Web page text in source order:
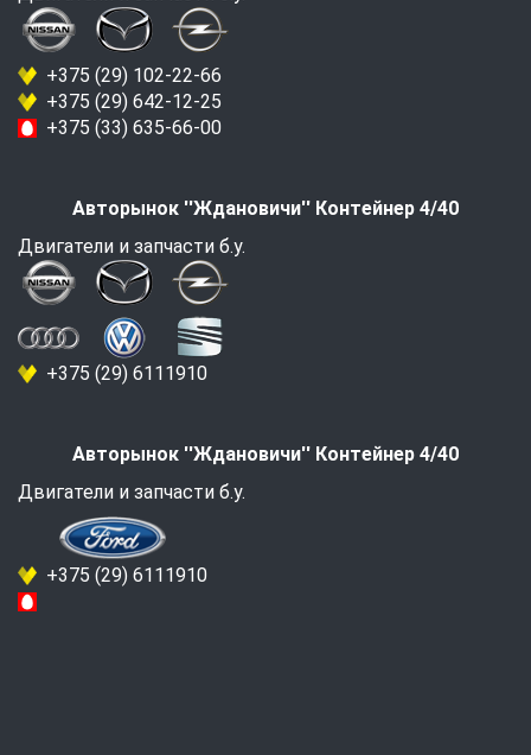
+375 (29) 102-22-66
+375 (29) 642-12-25
+375 (33) 635-66-00
Авторынок ''Ждановичи'' Контейнер 4/40
Двигатели и запчасти б.у.
+375 (29) 6111910
Авторынок ''Ждановичи'' Контейнер 4/40
Двигатели и запчасти б.у.
+375 (29) 6111910